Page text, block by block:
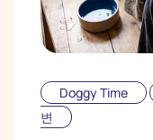
Doggy Time
변